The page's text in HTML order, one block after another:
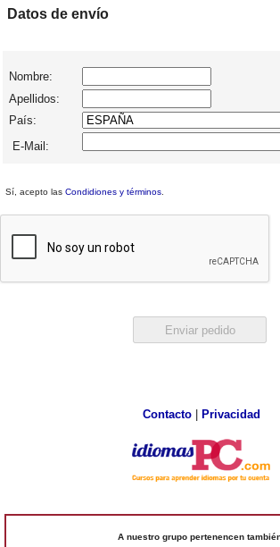
Datos de envío
Nombre:
Apellidos:
País:
E-Mail:
Sí, acepto las Condidiones y términos.
Contacto| Privacidad
A nuestro grupo pertenencen